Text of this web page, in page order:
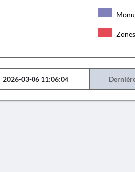
2026-03-06 11:06:04